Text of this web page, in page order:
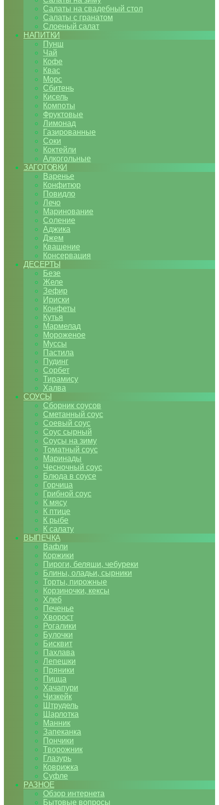
Салаты на свадебный стол
Салаты с гранатом
Слоеный салат
НАПИТКИ
Пунш
Чай
Кофе
Квас
Морс
Сбитень
Кисель
Компоты
Фруктовые
Лимонад
Газированные
Соки
Коктейли
Алкогольные
ЗАГОТОВКИ
Варенье
Конфитюр
Повидло
Лечо
Маринование
Соление
Аджика
Джем
Квашение
Консервация
ДЕСЕРТЫ
Безе
Желе
Зефир
Ириски
Конфеты
Кутья
Мармелад
Мороженое
Муссы
Пастила
Пудинг
Сорбет
Тирамису
Халва
СОУСЫ
Сборник соусов
Сметанный соус
Соевый соус
Соус сырный
Соусы на зиму
Томатный соус
Маринады
Чесночный соус
Блюда в соусе
Горчица
Грибной соус
К мясу
К птице
К рыбе
К салату
ВЫПЕЧКА
Вафли
Коржики
Пироги, беляши, чебуреки
Блины, оладьи, сырники
Торты, пирожные
Корзиночки, кексы
Хлеб
Печенье
Хворост
Рогалики
Булочки
Бисквит
Пахлава
Лепешки
Пряники
Пицца
Хачапури
Чизкейк
Штрудель
Шарлотка
Манник
Запеканка
Пончики
Творожник
Глазурь
Коврижка
Суфле
РАЗНОЕ
Обзор интернета
Бытовые вопросы